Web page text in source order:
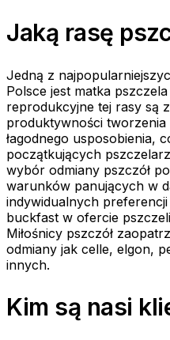
Jaką rasę
Jedną z
Polsce jest matka pszczela
reprodukcyjne tej rasy są
produktywności
łagodnego usposobienia,
początkujących
wybór odmiany pszczół
warunków panujących w
indywidualnych
buckfast w ofercie
Miłośnicy pszczół
odmiany jak celle, elgon,
innych.
Kim są nasi